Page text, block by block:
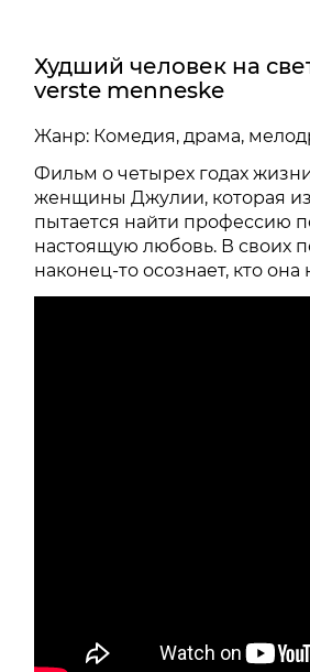
Худший человек на
verste menneske
Жанр: Комедия, драма,
Фильм о четырех годах
женщины Джулии, которая
пытается найти профессию
настоящую любовь. В своих
наконец-то осознает, кто